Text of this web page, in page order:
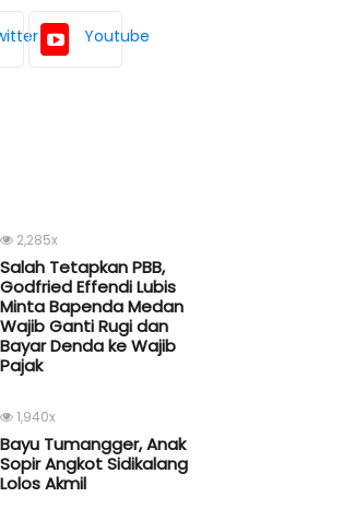
Youtube
2,285x
Salah Tetapkan PBB,
Godfried Effendi Lubis
Minta Bapenda Medan
Wajib Ganti Rugi dan
Bayar Denda ke Wajib
Pajak
1,940x
Bayu Tumangger, Anak
Sopir Angkot Sidikalang
Lolos Akmil